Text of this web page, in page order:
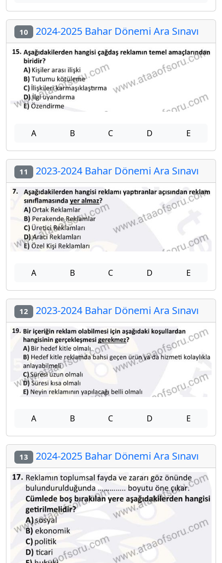
10 2024-2025 Bahar Dönemi Ara Sınavı
A B C D E
11 2023-2024 Bahar Dönemi Ara Sınavı
A B C D E
12 2023-2024 Bahar Dönemi Ara Sınavı
A B C D E
13 2024-2025 Bahar Dönemi Ara Sınavı